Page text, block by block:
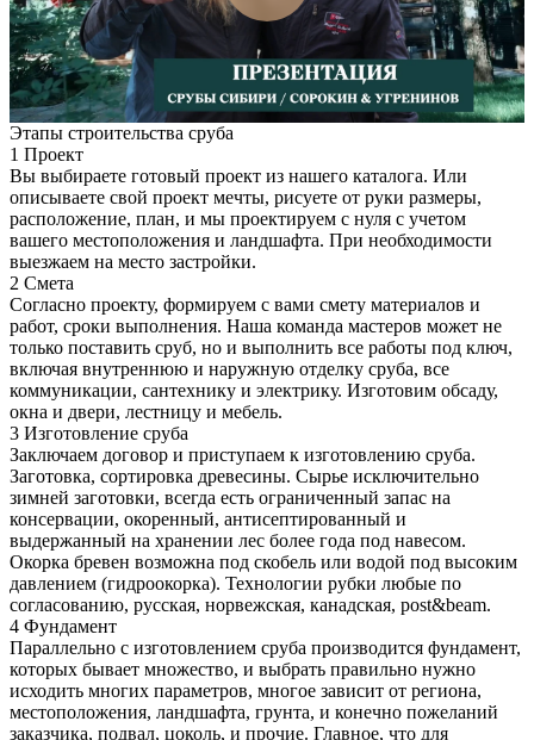
Этапы строительства сруба
1 Проект
Вы выбираете готовый проект из нашего каталога. Или
описываете свой проект мечты, рисуете от руки размеры,
расположение, план, и мы проектируем с нуля с учетом
вашего местоположения и ландшафта. При необходимости
выезжаем на место застройки.
2 Смета
Согласно проекту, формируем с вами смету материалов и
работ, сроки выполнения. Наша команда мастеров может не
только поставить сруб, но и выполнить все работы под ключ,
включая внутреннюю и наружную отделку сруба, все
коммуникации, сантехнику и электрику. Изготовим обсаду,
окна и двери, лестницу и мебель.
3 Изготовление сруба
Заключаем договор и приступаем к изготовлению сруба.
Заготовка, сортировка древесины. Сырье исключительно
зимней заготовки, всегда есть ограниченный запас на
консервации, окоренный, антисептированный и
выдержанный на хранении лес более года под навесом.
Окорка бревен возможна под скобель или водой под высоким
давлением (гидроокорка). Технологии рубки любые по
согласованию, русская, норвежская, канадская, post&beam.
4 Фундамент
Параллельно с изготовлением сруба производится фундамент,
которых бывает множество, и выбрать правильно нужно
исходить многих параметров, многое зависит от региона,
местоположения, ландшафта, грунта, и конечно пожеланий
заказчика, подвал, цоколь, и прочие. Главное, что для